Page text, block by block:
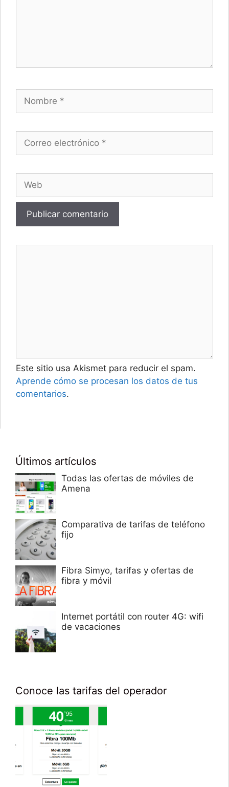
Este sitio usa Akismet para reducir el spam.
Aprende cómo se procesan los datos de tus
comentarios.
Últimos artículos
Todas las ofertas de móviles de
Amena
Comparativa de tarifas de teléfono
fijo
Fibra Simyo, tarifas y ofertas de
fibra y móvil
Internet portátil con router 4G: wifi
de vacaciones
Conoce las tarifas del operador